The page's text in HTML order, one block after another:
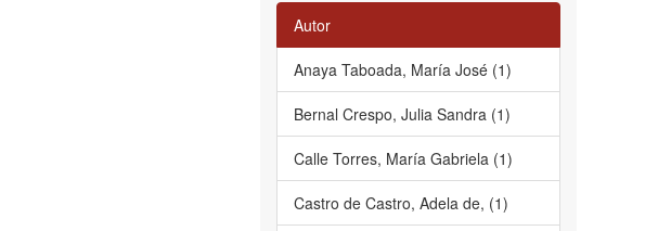
Autor
Anaya Taboada, María José (1)
Bernal Crespo, Julia Sandra (1)
Calle Torres, María Gabriela (1)
Castro de Castro, Adela de, (1)